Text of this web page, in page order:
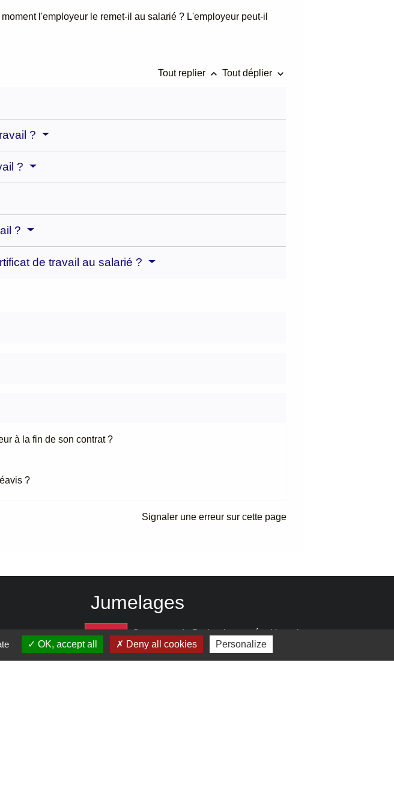
l'employeur le remet-il au salarié ? L'employeur peut-il
Tout replier keyboard_arrow_up Tout déplier keyboard_arrow_down
?
?
?
de travail au salarié ?
à la fin de son contrat ?
?
Signaler une erreur sur cette page
Jumelages
Commune de Bodrogkeresztúr - Hongrie
OK, accept all Deny all cookies Personalize